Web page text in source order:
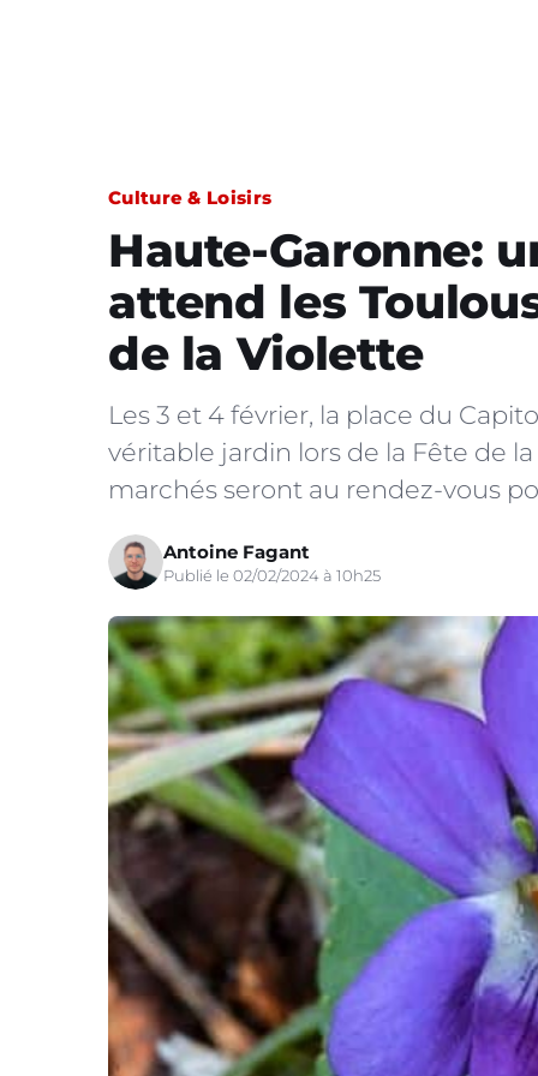
Culture & Loisirs
Haute-Garonne:
attend les
de la Violette
Les 3 et 4 février, la place du
véritable jardin lors de la Fête de
marchés seront au rendez-vous
Antoine Fagant
Publié le 02/02/2024 à 10h25